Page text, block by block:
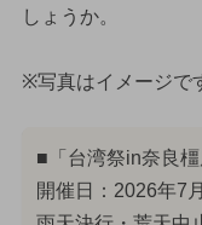
しょうか。
※写真はイメージで
■「台湾祭in奈良
開催日：2026年